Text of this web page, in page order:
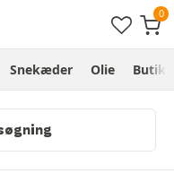
Snekæder Olie Butik